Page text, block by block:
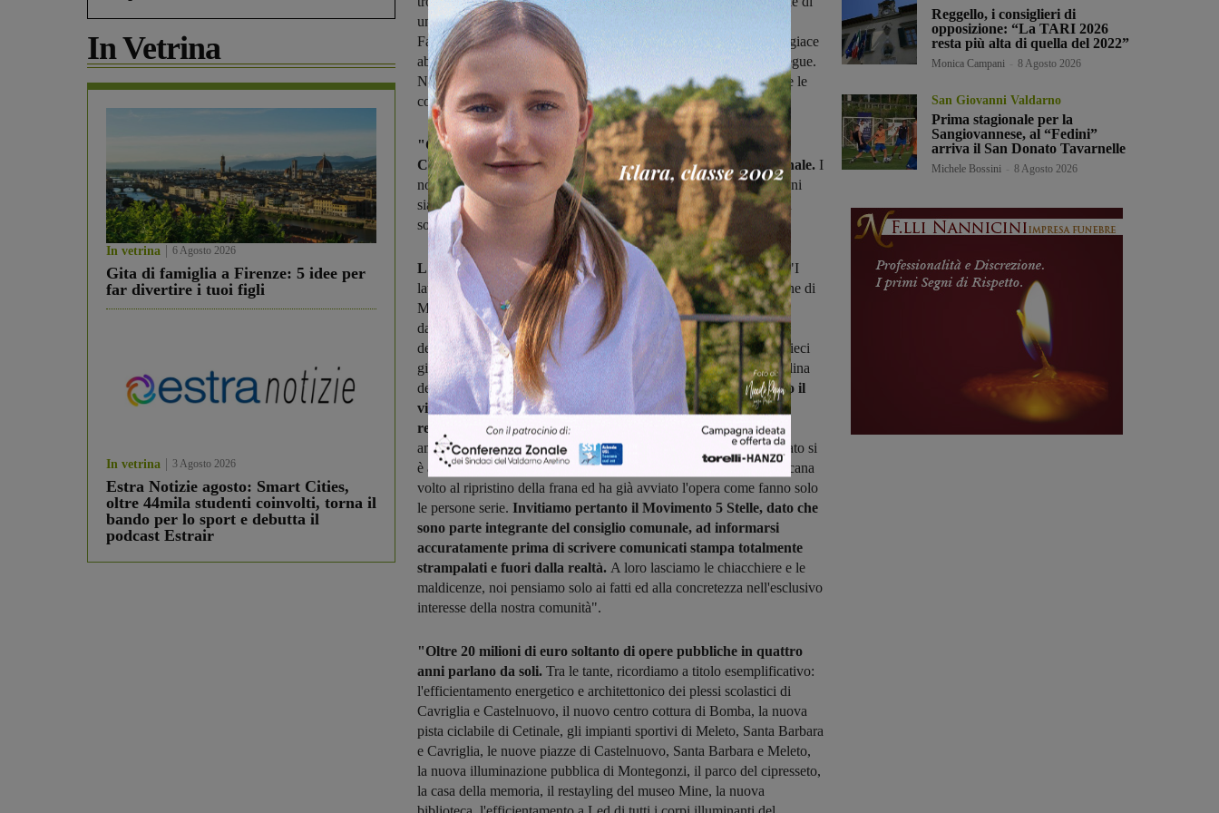
In Vetrina
In vetrina 6 Agosto 2026
Gita di famiglia a Firenze: 5 idee per
far divertire i tuoi figli
In vetrina 3 Agosto 2026
Estra Notizie agosto: Smart Cities,
oltre 44mila studenti coinvolti, torna il
bando per lo sport e debutta il
podcast Estrair
un post di sabato 13 ottobre proclamato dal nostro sindaco su
Facebook. Lunedì 5 Novembre non si è visto nessuno, e la frana giace
abbandonata a se stessa e il rischio e il disagio per i cittadini prosegue.
Non si è visto nessuno nemmeno nei giorni successivi, nonostante le
condizioni del tempo fossero ottimali per effettuare dei lavori".
"Come consiglieri del MoVimento 5 Stelle interrogheremo il
Comune su questi ritardi durante il prossimo consiglio comunale. I
nostri cittadini devono sempre sapere che su questa e altre questioni
siamo e saremo sempre al loro fianco, affinché la propaganda non
soffochi i loro reali bisogni e necessità".
L'Amministrazione comunale di Cavriglia replica e precisa: "I
lavori di ripristino della frana lungo la strada che collega la frazione di
Meleto alla zona della Montanina sono stati affidati
dall'amministrazione comunale di Cavriglia alla ditta vincitrice
dell'appalto all'inizio dello scorso mese di ottobre e sono iniziati dieci
giorni fa, attraverso il picchettamento già ben visibile lungo la collina
della nuova viabilità di località "Masseto". A breve prenderanno il
via anche le attività di movimento terra finalizzate alla
realizzazione delle opere in cemento armato
. Questa
amministrazione dopo 25 anni di problematiche lungo quel tracciato si
è aggiudicata il finanziamento di 750mila euro dalla Regione Toscana
volto al ripristino della frana ed ha già avviato l'opera come fanno solo
le persone serie. Invitiamo pertanto il Movimento 5 Stelle, dato che
sono parte integrante del consiglio comunale, ad informarsi
accuratamente prima di scrivere comunicati stampa totalmente
strampalati e fuori dalla realtà. A loro lasciamo le chiacchiere e le
maldicenze, noi pensiamo solo ai fatti ed alla concretezza nell'esclusivo
interesse della nostra comunità".
"Oltre 20 milioni di euro soltanto di opere pubbliche in quattro
anni parlano da soli. Tra le tante, ricordiamo a titolo esemplificativo:
l'efficientamento energetico e architettonico dei plessi scolastici di
Cavriglia e Castelnuovo, il nuovo centro cottura di Bomba, la nuova
pista ciclabile di Cetinale, gli impianti sportivi di Meleto, Santa Barbara
e Cavriglia, le nuove piazze di Castelnuovo, Santa Barbara e Meleto,
la nuova illuminazione pubblica di Montegonzi, il parco del cipresseto,
la casa della memoria, il restayling del museo Mine, la nuova
Reggello, i consiglieri di
opposizione: “La TARI 2026
resta più alta di quella del 2022”
Monica Campani 8 Agosto 2026
San Giovanni Valdarno
Prima stagionale per la
Sangiovannese, al “Fedini”
arriva il San Donato Tavarnelle
Michele Bossini 8 Agosto 2026